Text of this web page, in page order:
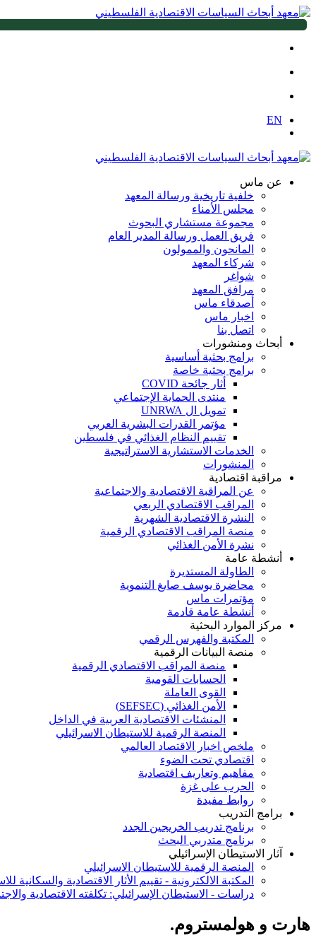
EN
عن ماس
خلفية تاريخية ورسالة المعهد
مجلس الأمناء
مجموعة مستشاري البحوث
فريق العمل ورسالة المدير العام
المانحون والممولون
شركاء المعهد
شواغر
مرافق المعهد
أصدقاء ماس
اخبار ماس
اتصل بنا
أبحاث ومنشورات
برامج بحثية أساسية
برامج بحثية خاصة
أثار جائحة COVID
منتدى الحماية الإجتماعي
تمويل ال UNRWA
مؤتمر القدرات البشرية العربي
تقييم النظام الغذائي في فلسطين
الخدمات الاستشارية الاستراتيجية
المنشورات
مراقبة اقتصادية
عن المراقبة الاقتصادية والاجتماعية
المراقب الاقتصادي الربعي
النشرة الاقتصادية الشهرية
منصة المراقب الاقتصادي الرقمية
نشرة الأمن الغذائي
أنشطة عامة
الطاولة المستديرة
محاضرة يوسف صايغ التنموية
مؤتمرات ماس
أنشطة عامة قادمة
مركز الموارد البحثية
المكتبة والفهرس الرقمي
منصة البيانات الرقمية
منصة المراقب الاقتصادي الرقمية
الحسابات القومية
القوى العاملة
الأمن الغذائي (SEFSEC)
المنشئات الاقتصادية العربية في الداخل
المنصة الرقمية للاستيطان الاسرائيلي
ملخص اخبار الاقتصاد العالمي
اقتصادي تحت الضوء
مفاهيم وتعاريف اقتصادية
الحرب على غزة
روابط مفيدة
برامج التدريب
برنامج تدريب الخريجين الجدد
برنامج متدربي البحث
آثار الاستيطان الإسرائيلي
المنصة الرقمية للاستيطان الاسرائيلي
المكتبة الالكترونية - تقييم الأثار الاقتصادية والسكانية
دراسات - الاستيطان الإسرائيلي: تكلفته الاقتصادية
هارت و هولمستروم.